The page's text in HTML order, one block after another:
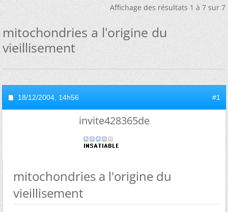
Affichage des résultats 1 à 7 sur 7
mitochondries a l'origine du
vieillisement
18/12/2004, 14h56 #1
invite428365de
mitochondries a l'origine du
vieillisement